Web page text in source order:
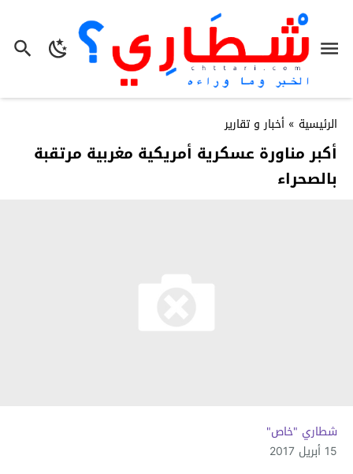
الرئيسية » أخبار و تقارير
أكبر مناورة عسكرية أمريكية مغربية مرتقبة
بالصحراء
شطاري "خاص"
15 أبريل 2017